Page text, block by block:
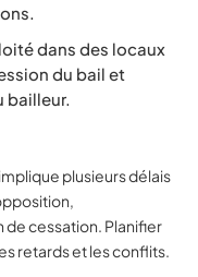
dans des locaux
du bail et
bailleur.
plusieurs délais
cessation. Planifier
retards et les conflits.